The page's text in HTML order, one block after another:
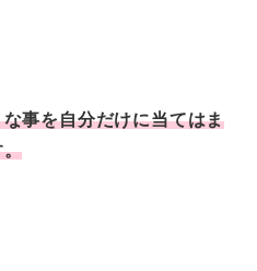
事を自分だけに当てはま
。